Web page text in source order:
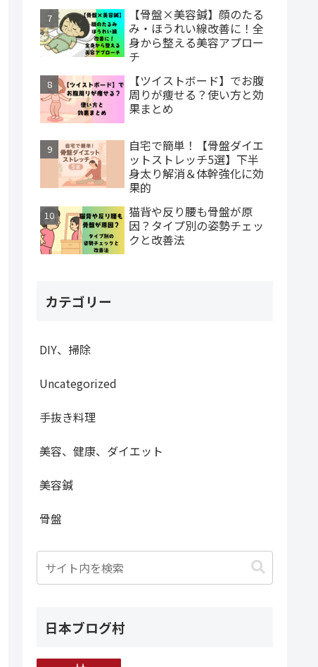
【骨盤×美容鍼】顔のたる
み・ほうれい線改善に！全
身から整える美容アプロー
チ
【ツイストボード】でお腹
周りが痩せる？使い方と効
果まとめ
自宅で簡単！【骨盤ダイエ
ットストレッチ5選】下半
身太り解消＆体幹強化に効
果的
猫背や反り腰も骨盤が原
因？タイプ別の姿勢チェッ
クと改善法
カテゴリー
DIY、掃除
Uncategorized
手抜き料理
美容、健康、ダイエット
美容鍼
骨盤
日本ブログ村